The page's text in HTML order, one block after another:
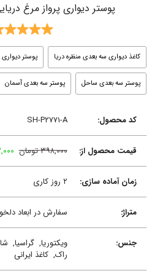
پوستر دیواری پرواز مرغ
کاغذ دیواری سه بعدی منظره دریا پوستر
پوستر سه بعدی ساحل پوستر سه بعدی آسمان
کد محصول: SH-P۲۷۷۱-A
قیمت محصول از: ۳۹۸,۰۰۰ تومان ۳۹۳,۰۰۰
زمان آماده سازی: ۲ روز کاری
متراژ: سفارش در ابعاد
جنس: ویکتوریا,گراسیا,
راک,کاغذ ایرانی